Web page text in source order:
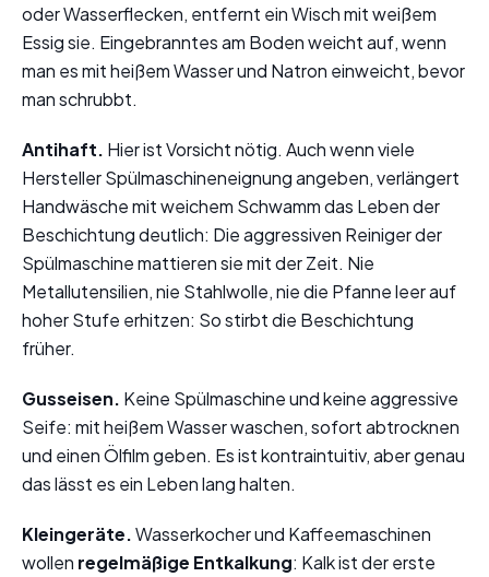
oder Wasserflecken, entfernt ein Wisch mit weißem
Essig sie. Eingebranntes am Boden weicht auf, wenn
man es mit heißem Wasser und Natron einweicht, bevor
man schrubbt.
Antihaft. Hier ist Vorsicht nötig. Auch wenn viele
Hersteller Spülmaschineneignung angeben, verlängert
Handwäsche mit weichem Schwamm das Leben der
Beschichtung deutlich: Die aggressiven Reiniger der
Spülmaschine mattieren sie mit der Zeit. Nie
Metallutensilien, nie Stahlwolle, nie die Pfanne leer auf
hoher Stufe erhitzen: So stirbt die Beschichtung
früher.
Gusseisen. Keine Spülmaschine und keine aggressive
Seife: mit heißem Wasser waschen, sofort abtrocknen
und einen Ölfilm geben. Es ist kontraintuitiv, aber genau
das lässt es ein Leben lang halten.
Kleingeräte.Wasserkocher und Kaffeemaschinen
wollen regelmäßige Entkalkung: Kalk ist der erste